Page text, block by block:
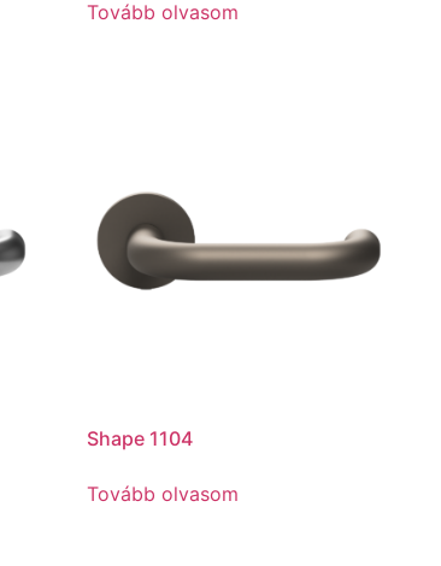
Tovább olvasom
Shape 1104
Tovább olvasom